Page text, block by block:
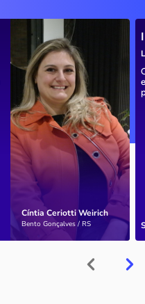
Cíntia Ceriotti Weirich
Bento Gonçalves / RS